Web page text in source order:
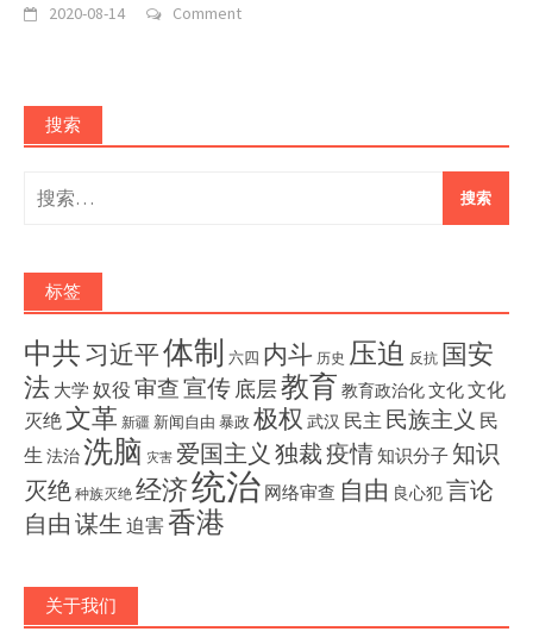
2020-08-14 Comment
搜索
搜
索：
标签
中共习近平体制 六四 内斗 历史 压迫 反抗 国安
法 大学 奴役 审查宣传底层教育 教育政治化文化文化
灭绝文革 新疆 新闻自由 暴政 极权 武汉 民主 民族主义 民
生 法治洗脑 灾害 爱国主义 独裁疫情知识分子 知识
灭绝 种族灭绝 经济统治 网络审查 自由 良心犯言论
自由 谋生 迫害香港
关于我们